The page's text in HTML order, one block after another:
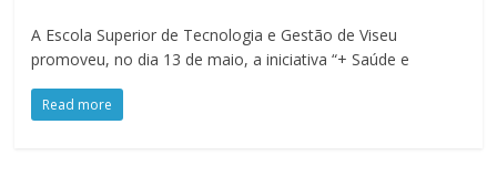
A Escola Superior de Tecnologia e Gestão de Viseu
promoveu, no dia 13 de maio, a iniciativa “+ Saúde e
Read more